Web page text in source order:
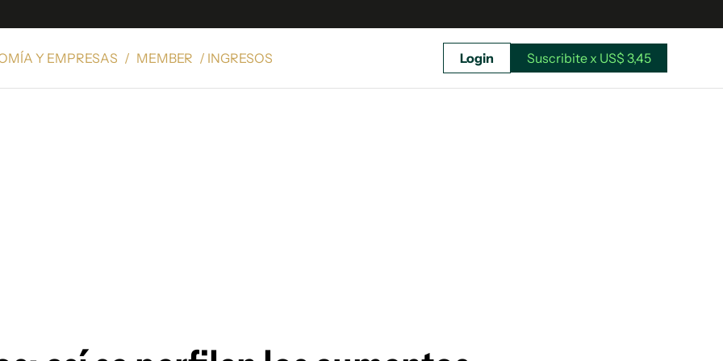
Y EMPRESAS / MEMBER / INGRESOS Login Suscribite x US$ 3,45